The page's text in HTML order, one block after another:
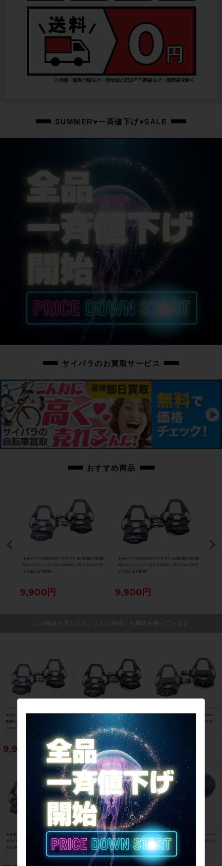
SUMMER♥一斉値下げ♥SALE
サイパラのお買取サービス
おすすめ商品
★★シマノ SHIMANO アルテグラ ULTEGRA PD-R8
000 ビンディングペダル SPD-SL（サイクルパラダ
イス山口より配送)
9,900円
★★シマノ SHIMANO アルテグラ ULTEGRA PD-R8
000 ビンディングペダル SPD-SL（サイクルパラダ
イス山口より配送)
9,900円
★★シマノ SHIMANO アルテグラ ULT
EGRA PD-R8000 ビンディングペダル
SPD-SL（サイクルパラダイス山口より
9,900円
★★シマノ SHIMANO アルテグラ ULT
EGRA PD-R8000 ビンディングペダル
SPD-SL（サイクルパラダイス山口より
配送)
9,900円
★★シマノ SHIMANO 105 PD-R7000
ビンディングペダル（サイクルパラダ
4,950円
★★美品 シマノ SHIMANO アルテグラ
ULTEGRA PD-R8000 ビンディングペ
ダル SPD-SL（サイクルパラダイス山
★★シマノ SHIMANO デュラエース D
URA-ACE PD-7810 ビンディングペダ
ル（サイクルパラダイス山口より配送)
★★リエット RYET 3Dプリント カーボ
ンサドル 140mm（サイクルパラダイス
山口より配送)